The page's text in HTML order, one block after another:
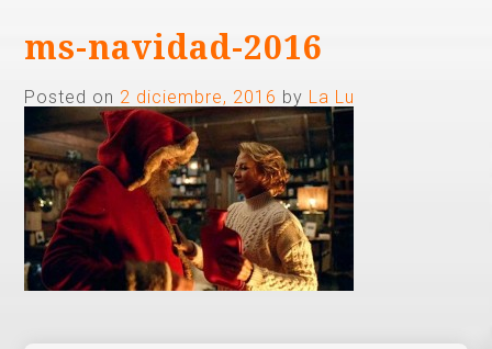
ms-navidad-2016
Posted on 2 diciembre, 2016 by La Lu